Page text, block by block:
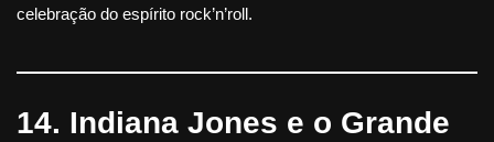
celebração do espírito rock’n’roll.
14. Indiana Jones e o Grande